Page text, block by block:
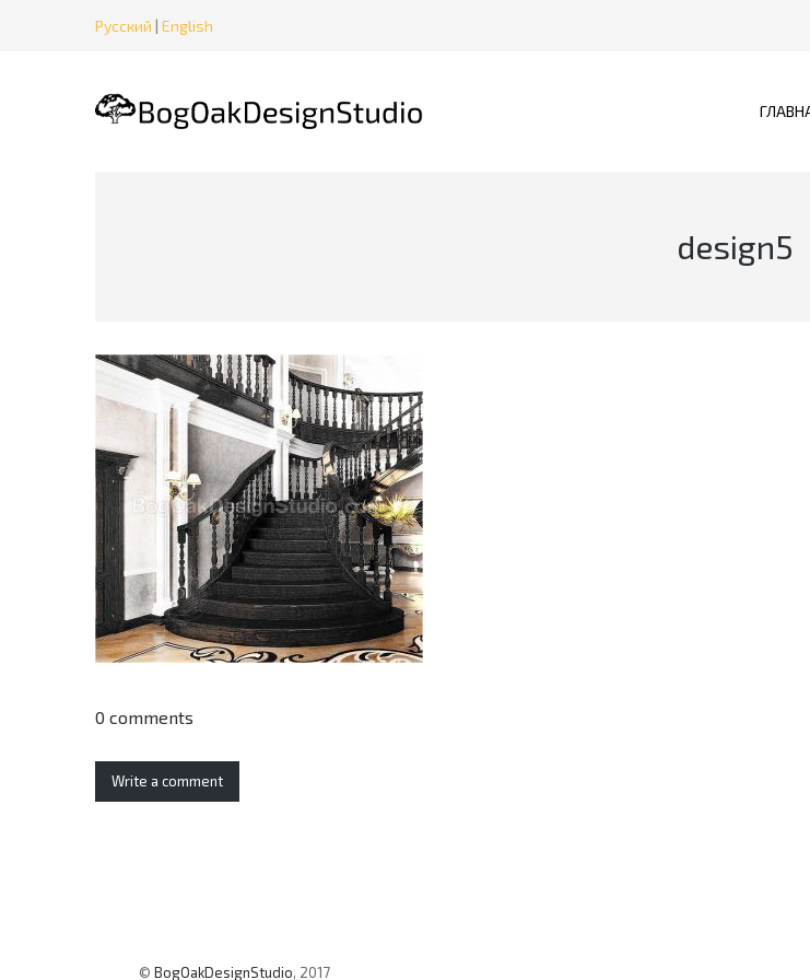
Русский | English
design5
0 comments
Write a comment
© BogOakDesignStudio, 2017